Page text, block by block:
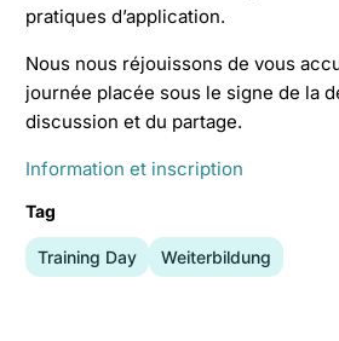
pratiques d’application.
Nous nous réjouissons de vous
journée placée sous le signe de la
discussion et du partage.
Information et inscription
Tag
Training Day Weiterbildung